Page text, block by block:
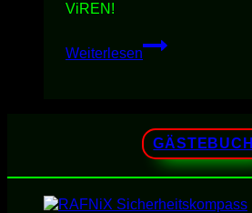
ViREN!
Weiterlesen
TravelScan
PRO
GÄSTEBUCH